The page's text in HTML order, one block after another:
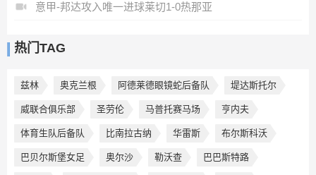
意甲-邦达攻入唯一进球莱切1-0热那亚
热门TAG
兹林 奥克兰根 阿德莱德眼镜蛇后备队 堤达斯托尔
威联合俱乐部 圣劳伦 马普托赛马场 亨内夫
体育生队后备队 比南拉古纳 华雷斯 布尔斯科沃
巴贝尔斯堡女足 奥尔沙 勒沃查 巴巴斯特路